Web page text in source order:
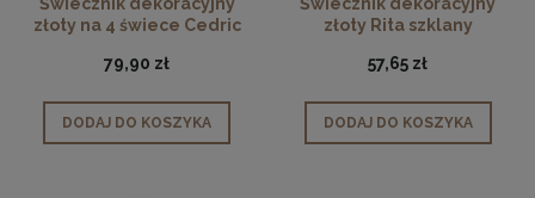
złoty na 4 świece Cedric
79,90 zł
DODAJ DO KOSZYKA
złoty Rita szklany
57,65 zł
DODAJ DO KOSZYKA